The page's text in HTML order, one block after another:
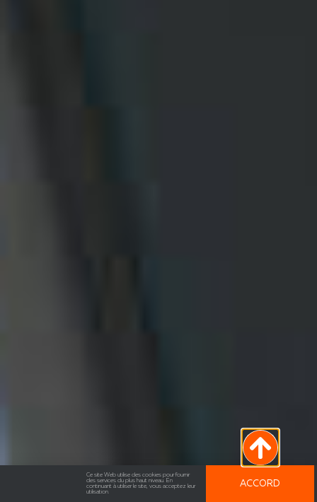
Ce site Web utilise des cookies pour fournir
des services du plus haut niveau. En
continuant à utiliser le site, vous acceptez leur
utilisation.
ACCORD